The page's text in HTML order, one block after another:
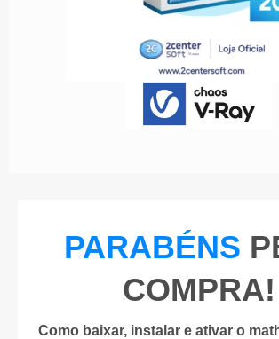
PARABÉNS
COMPRA!
Como baixar, instalar e ativar o